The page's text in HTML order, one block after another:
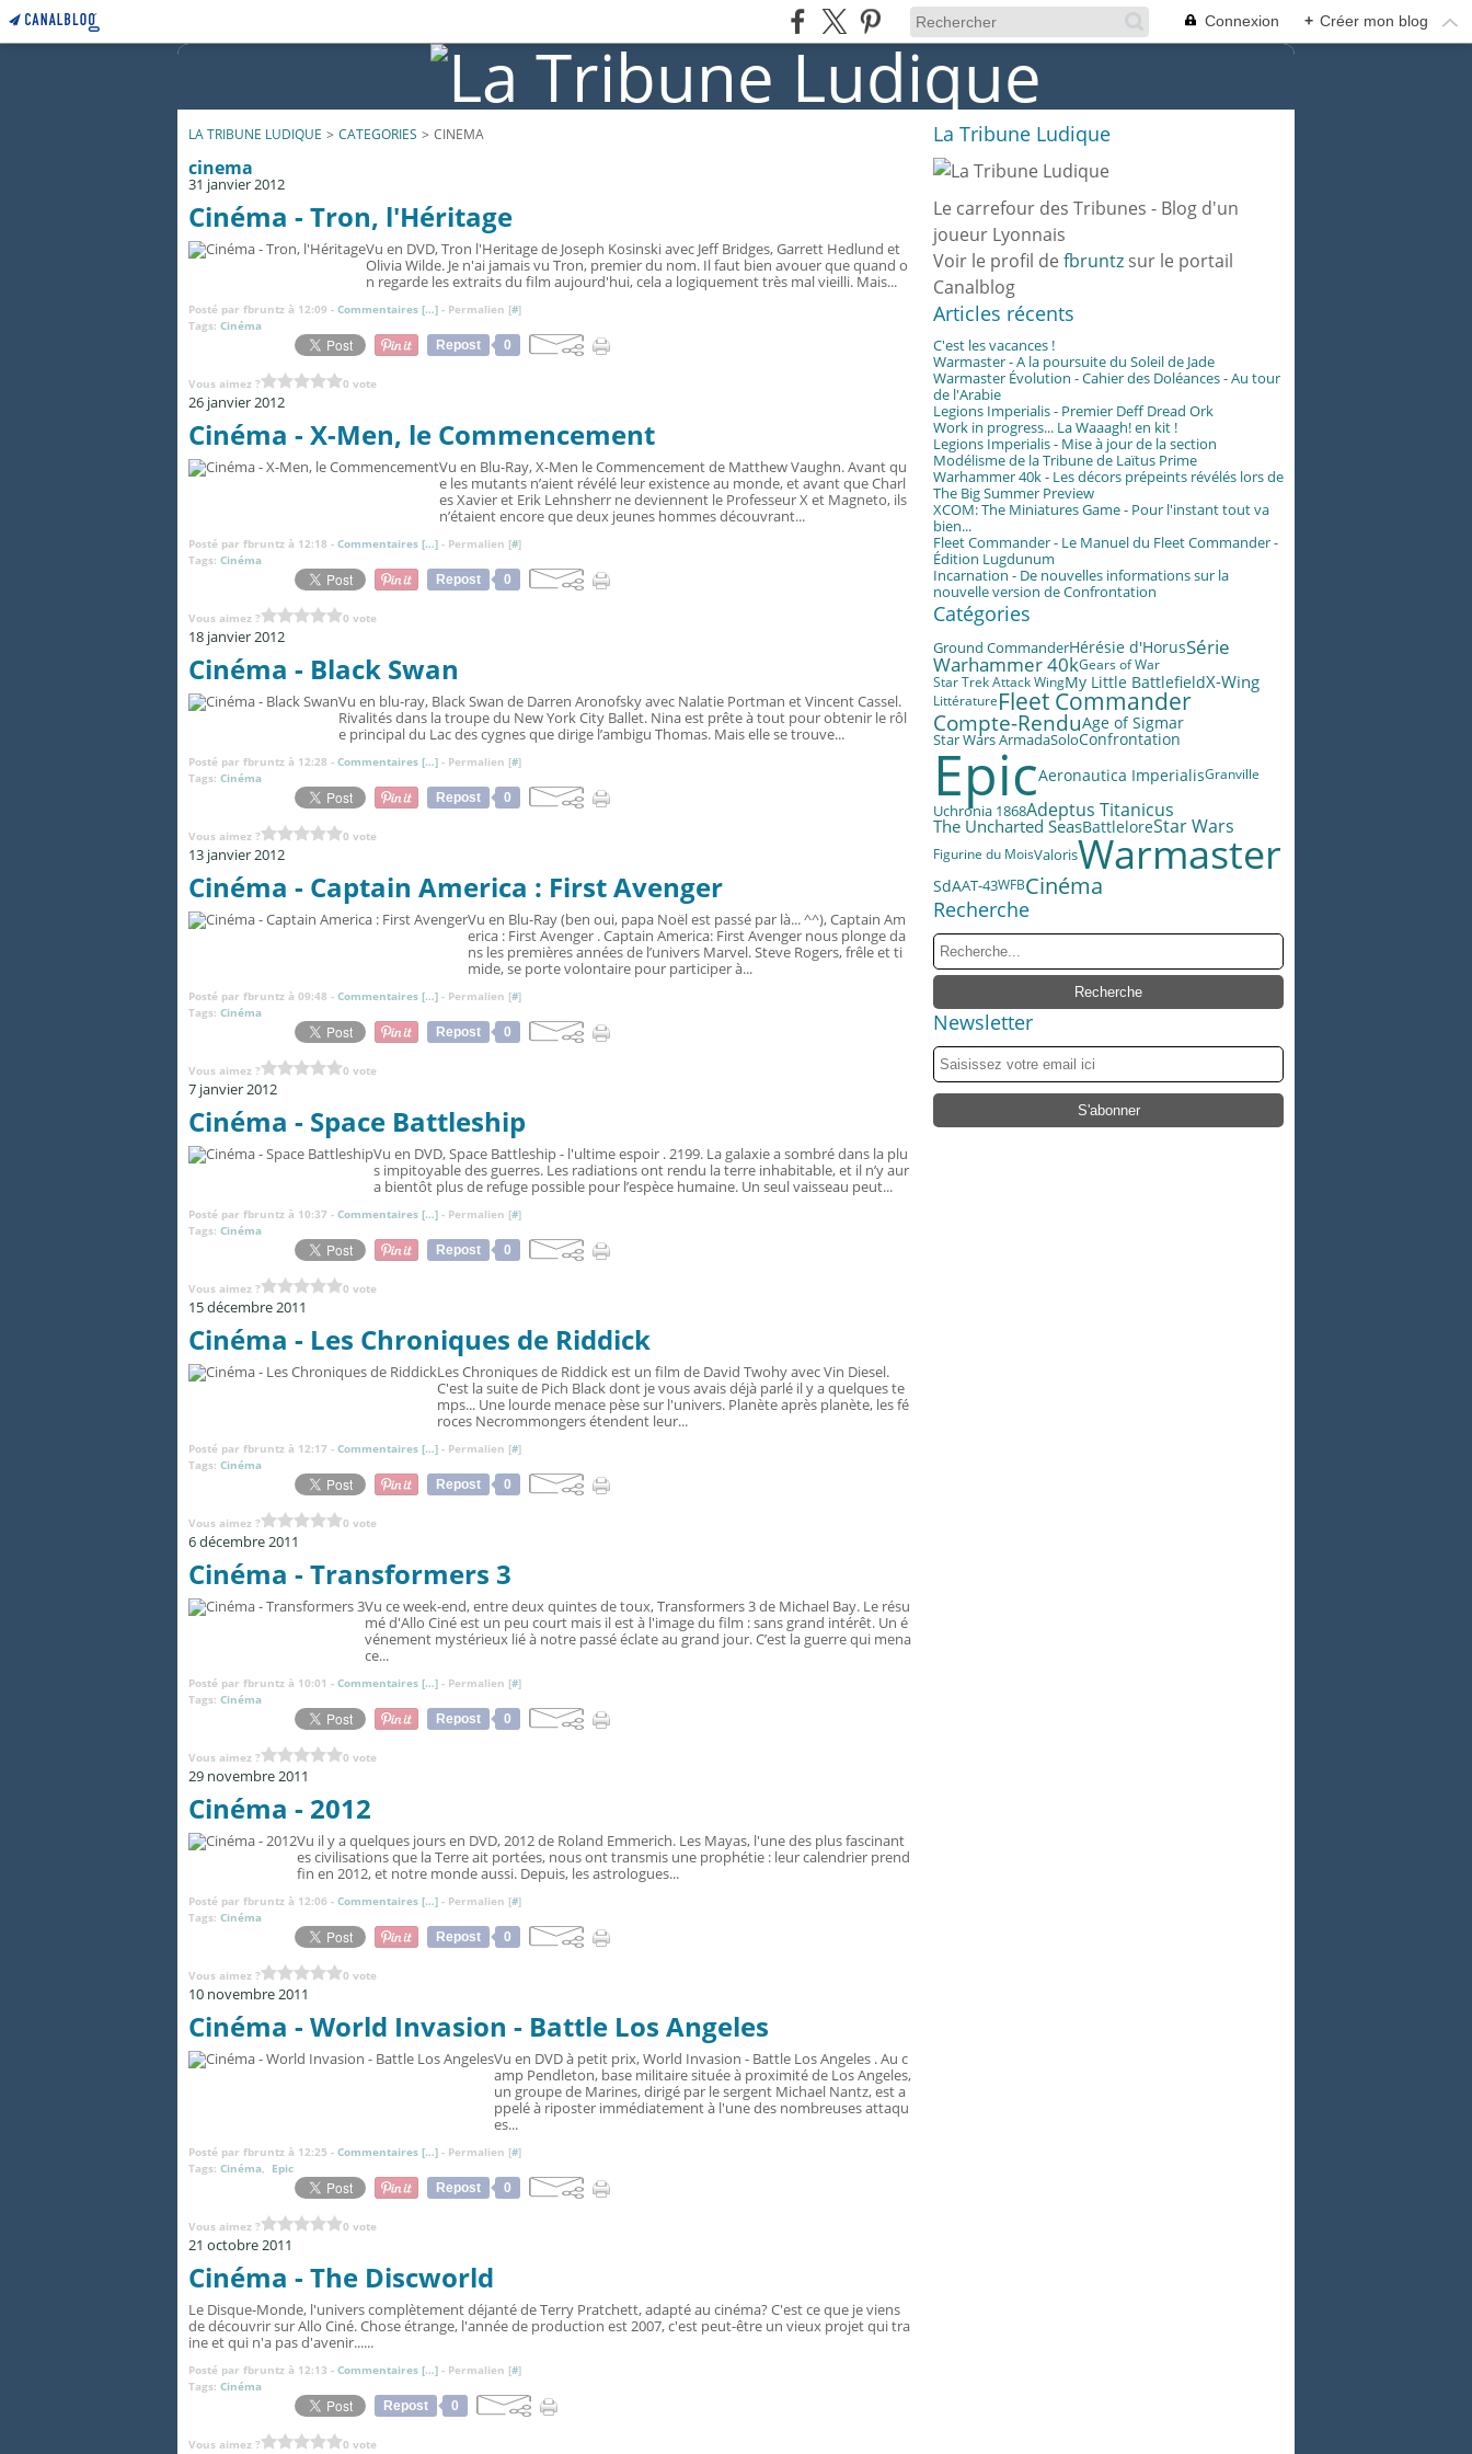
Connexion + Créer mon blog
LA TRIBUNE LUDIQUE > CATEGORIES > CINEMA
cinema
31 janvier 2012
Cinéma - Tron, l'Héritage
Vu en DVD, Tron l'Heritage de Joseph Kosinski avec Jeff Bridges, Garrett Hedlund et
Olivia Wilde. Je n'ai jamais vu Tron, premier du nom. Il faut bien avouer que quand o
n regarde les extraits du film aujourd'hui, cela a logiquement très mal vieilli. Mais...
Posté par fbruntz à 12:09 - Commentaires […] - Permalien [#]
Tags: Cinéma
Repost
0
Vous aimez ? 0 vote
26 janvier 2012
Cinéma - X-Men, le Commencement
Vu en Blu-Ray, X-Men le Commencement de Matthew Vaughn. Avant qu
e les mutants n’aient révélé leur existence au monde, et avant que Charl
es Xavier et Erik Lehnsherr ne deviennent le Professeur X et Magneto, ils
n’étaient encore que deux jeunes hommes découvrant...
Posté par fbruntz à 12:18 - Commentaires […] - Permalien [#]
Tags: Cinéma
Repost
0
Vous aimez ? 0 vote
18 janvier 2012
Cinéma - Black Swan
Vu en blu-ray, Black Swan de Darren Aronofsky avec Nalatie Portman et Vincent Cassel.
Rivalités dans la troupe du New York City Ballet. Nina est prête à tout pour obtenir le rôl
e principal du Lac des cygnes que dirige l’ambigu Thomas. Mais elle se trouve...
Posté par fbruntz à 12:28 - Commentaires […] - Permalien [#]
Tags: Cinéma
Repost
0
Vous aimez ? 0 vote
13 janvier 2012
Cinéma - Captain America : First Avenger
Vu en Blu-Ray (ben oui, papa Noël est passé par là... ^^), Captain Am
erica : First Avenger . Captain America: First Avenger nous plonge da
ns les premières années de l’univers Marvel. Steve Rogers, frêle et ti
mide, se porte volontaire pour participer à...
Posté par fbruntz à 09:48 - Commentaires […] - Permalien [#]
Tags: Cinéma
Repost
0
Vous aimez ? 0 vote
7 janvier 2012
Cinéma - Space Battleship
Vu en DVD, Space Battleship - l'ultime espoir . 2199. La galaxie a sombré dans la plu
s impitoyable des guerres. Les radiations ont rendu la terre inhabitable, et il n’y aur
a bientôt plus de refuge possible pour l’espèce humaine. Un seul vaisseau peut...
Posté par fbruntz à 10:37 - Commentaires […] - Permalien [#]
Tags: Cinéma
Repost
0
Vous aimez ? 0 vote
15 décembre 2011
Cinéma - Les Chroniques de Riddick
Les Chroniques de Riddick est un film de David Twohy avec Vin Diesel.
C'est la suite de Pich Black dont je vous avais déjà parlé il y a quelques te
mps... Une lourde menace pèse sur l'univers. Planète après planète, les fé
roces Necrommongers étendent leur...
Posté par fbruntz à 12:17 - Commentaires […] - Permalien [#]
Tags: Cinéma
Repost
0
Vous aimez ? 0 vote
6 décembre 2011
Cinéma - Transformers 3
Vu ce week-end, entre deux quintes de toux, Transformers 3 de Michael Bay. Le résu
mé d'Allo Ciné est un peu court mais il est à l'image du film : sans grand intérêt. Un é
vénement mystérieux lié à notre passé éclate au grand jour. C’est la guerre qui mena
ce...
Posté par fbruntz à 10:01 - Commentaires […] - Permalien [#]
Tags: Cinéma
Repost
0
Vous aimez ? 0 vote
29 novembre 2011
Cinéma - 2012
Vu il y a quelques jours en DVD, 2012 de Roland Emmerich. Les Mayas, l'une des plus fascinant
es civilisations que la Terre ait portées, nous ont transmis une prophétie : leur calendrier prend
fin en 2012, et notre monde aussi. Depuis, les astrologues...
Posté par fbruntz à 12:06 - Commentaires […] - Permalien [#]
Tags: Cinéma
Repost
0
Vous aimez ? 0 vote
10 novembre 2011
Cinéma - World Invasion - Battle Los Angeles
Vu en DVD à petit prix, World Invasion - Battle Los Angeles . Au c
amp Pendleton, base militaire située à proximité de Los Angeles,
un groupe de Marines, dirigé par le sergent Michael Nantz, est a
ppelé à riposter immédiatement à l'une des nombreuses attaqu
es...
Posté par fbruntz à 12:25 - Commentaires […] - Permalien [#]
Tags: Cinéma, Epic
Repost
0
Vous aimez ? 0 vote
21 octobre 2011
Cinéma - The Discworld
Le Disque-Monde, l'univers complètement déjanté de Terry Pratchett, adapté au cinéma? C'est ce que je viens
de découvrir sur Allo Ciné. Chose étrange, l'année de production est 2007, c'est peut-être un vieux projet qui tra
ine et qui n'a pas d'avenir......
Posté par fbruntz à 12:13 - Commentaires […] - Permalien [#]
Tags: Cinéma
Repost
0
Vous aimez ? 0 vote
La Tribune Ludique
Le carrefour des Tribunes - Blog d'un
joueur Lyonnais
Voir le profil de fbruntz sur le portail
Canalblog
Articles récents
C'est les vacances !
Warmaster - A la poursuite du Soleil de Jade
Warmaster Évolution - Cahier des Doléances - Au tour
de l'Arabie
Legions Imperialis - Premier Deff Dread Ork
Work in progress... La Waaagh! en kit !
Legions Imperialis - Mise à jour de la section
Modélisme de la Tribune de Laïtus Prime
Warhammer 40k - Les décors prépeints révélés lors de
The Big Summer Preview
XCOM: The Miniatures Game - Pour l'instant tout va
bien...
Fleet Commander - Le Manuel du Fleet Commander -
Édition Lugdunum
Incarnation - De nouvelles informations sur la
nouvelle version de Confrontation
Catégories
Ground CommanderHérésie d'HorusSérie
Warhammer 40kGears of War
Star Trek Attack WingMy Little BattlefieldX-Wing
LittératureFleet Commander
Compte-RenduAge of Sigmar
Star Wars ArmadaSoloConfrontation
EpicAeronautica ImperialisGranville
Uchronia 1868Adeptus Titanicus
The Uncharted SeasBattleloreStar Wars
Figurine du MoisValorisWarmaster
SdAAT-43WFBCinéma
Recherche
Newsletter